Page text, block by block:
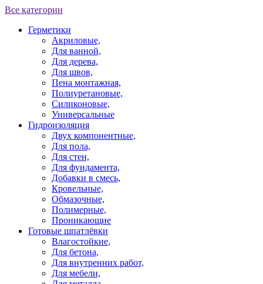
Все категории
Герметики
Акриловые,
Для ванной,
Для дерева,
Для швов,
Пена монтажная,
Полиуретановые,
Силиконовые,
Универсальные
Гидроизоляция
Двух компонентные,
Для пола,
Для стен,
Для фундамента,
Добавки в смесь,
Кровельные,
Обмазочные,
Полимерные,
Проникающие
Готовые шпатлёвки
Влагостойкие,
Для бетона,
Для внутренних работ,
Для мебели,